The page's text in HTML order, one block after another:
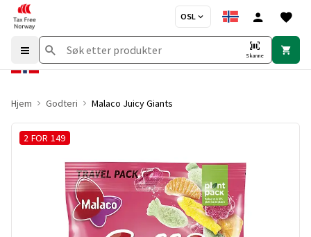
OSL
Skanne
Hjem Godteri Malaco Juicy Giants
2 FOR 149